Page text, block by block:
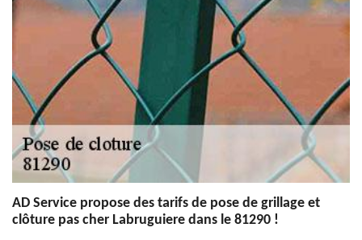
AD Service propose des tarifs de pose de grillage et
clôture pas cher Labruguiere dans le 81290 !